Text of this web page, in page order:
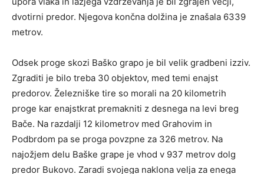
dvotirni predor. Njegova končna dolžina je znašala 6339
metrov.
Odsek proge skozi Baško grapo je bil velik gradbeni izziv.
Zgraditi je bilo treba 30 objektov, med temi enajst
predorov. Železniške tire so morali na 20 kilometrih
proge kar enajstkrat premakniti z desnega na levi breg
Bače. Na razdalji 12 kilometrov med Grahovim in
Podbrdom pa se proga povzpne za 326 metrov. Na
najožjem delu Baške grape je vhod v 937 metrov dolg
predor Bukovo. Zaradi svojega naklona velja za enega